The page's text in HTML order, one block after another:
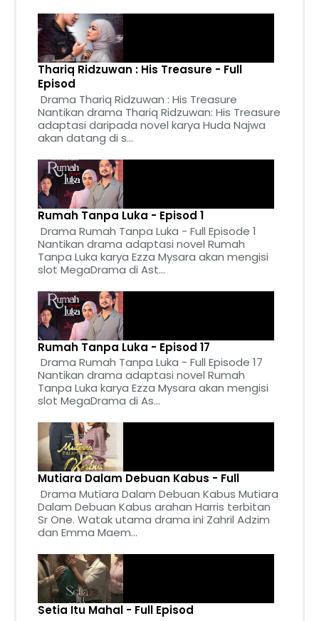
Thariq Ridzuwan : His Treasure - Full
Episod
Drama Thariq Ridzuwan : His Treasure
Nantikan drama Thariq Ridzuwan: His Treasure
adaptasi daripada novel karya Huda Najwa
akan datang di s...
Rumah Tanpa Luka - Episod 1
Drama Rumah Tanpa Luka - Full Episode 1
Nantikan drama adaptasi novel Rumah
Tanpa Luka karya Ezza Mysara akan mengisi
slot MegaDrama di Ast...
Rumah Tanpa Luka - Episod 17
Drama Rumah Tanpa Luka - Full Episode 17
Nantikan drama adaptasi novel Rumah
Tanpa Luka karya Ezza Mysara akan mengisi
slot MegaDrama di As...
Mutiara Dalam Debuan Kabus - Full
Drama Mutiara Dalam Debuan Kabus Mutiara
Dalam Debuan Kabus arahan Harris terbitan
Sr One. Watak utama drama ini Zahril Adzim
dan Emma Maem...
Setia Itu Mahal - Full Episod